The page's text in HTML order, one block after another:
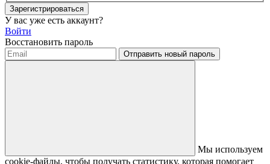
Зарегистрироваться
У вас уже есть аккаунт?
Войти
Восстановить пароль
Отправить новый пароль
Мы используем
cookie-файлы, чтобы получать статистику, которая помогает